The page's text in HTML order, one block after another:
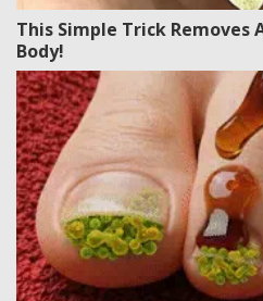
This Simple Trick Removes
Body!